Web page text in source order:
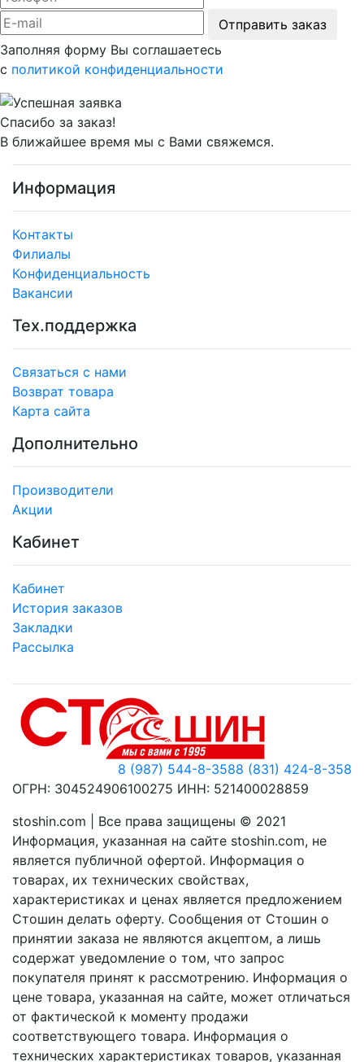
Отправить заказ
Заполняя форму Вы соглашаетесь
с политикой конфиденциальности
Спасибо за заказ!
В ближайшее время мы с Вами свяжемся.
Информация
Контакты
Филиалы
Конфиденциальность
Вакансии
Тех.поддержка
Связаться с нами
Возврат товара
Карта сайта
Дополнительно
Производители
Акции
Кабинет
Кабинет
История заказов
Закладки
Рассылка
8 (831) 424-8-358
8 (987) 544-8-358
ОГРН: 304524906100275 ИНН: 521400028859
stoshin.com | Все права защищены © 2021
Информация, указанная на сайте stoshin.com, не
является публичной офертой. Информация о
товарах, их технических свойствах,
характеристиках и ценах является предложением
Стошин делать оферту. Сообщения от Стошин о
принятии заказа не являются акцептом, а лишь
содержат уведомление о том, что запрос
покупателя принят к рассмотрению. Информация о
цене товара, указанная на сайте, может отличаться
от фактической к моменту продажи
соответствующего товара. Информация о
технических характеристиках товаров, указанная